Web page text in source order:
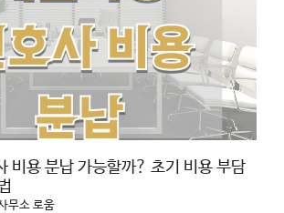
비용 분납 가능할까? 초기 비용 부담
무소 로움